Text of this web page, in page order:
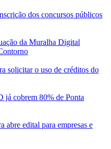
dos concursos públicos
da Muralha Digital
solicitar o uso de créditos do
já cobrem 80% de Ponta
abre edital para empresas e